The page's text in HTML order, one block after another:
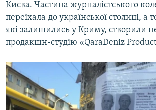
Києва. Частина журналістського
переїхала до української столиці, а
які залишились у Криму, створили
продакшн-студію «QaraDeniz